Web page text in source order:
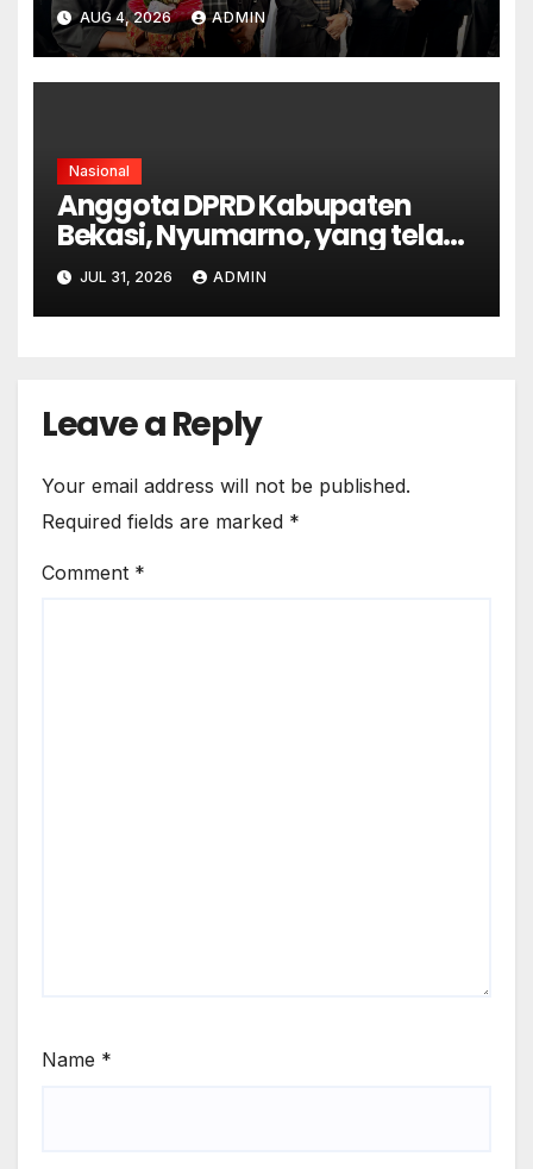
Warisan Budaya
Minangkabau
AUG 4, 2026 ADMIN
Nasional
Anggota DPRD Kabupaten
Bekasi, Nyumarno, yang telah
berstatus tersangka dalam
kasus dugaan pengeroyokan
JUL 31, 2026 ADMIN
Leave a Reply
Your email address will not be published.
Required fields are marked *
Comment *
Name *